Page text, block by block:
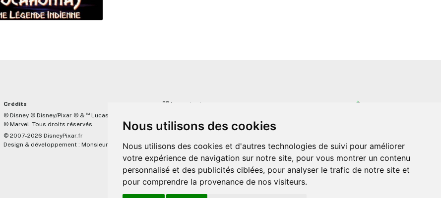
Nous utilisons des cookies
Nous utilisons des cookies et d'autres technologies de suivi pour améliorer
votre expérience de navigation sur notre site, pour vous montrer un contenu
personnalisé et des publicités ciblées, pour analyser le trafic de notre site et
pour comprendre la provenance de nos visiteurs.
Crédits
© Disney © Disney/Pixar © & ™ Lucasfilm LTD
© Marvel. Tous droits réservés.
© 2007-2026 DisneyPixar.fr
Design & développement : MonsieurPaul
☝🏼 Important
lié de quelque manière que ce soit avec The Walt Disney
Company, Pixar, Disney Enterprises, Inc ou leurs dérivés ou
associés. Toute demande adressée aux studios Disney ou
Pixar sera ignorée. Merci de votre compréhension.